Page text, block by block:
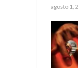
agosto 1,